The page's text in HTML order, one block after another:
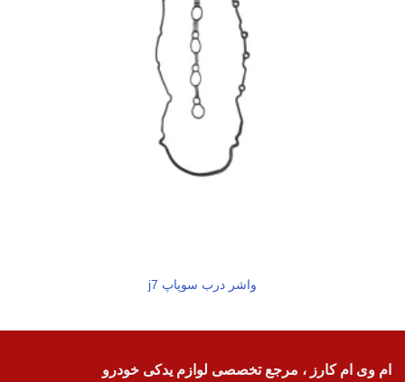
واشر درب سوپاپ j7
ام وی ام کارز ، مرجع تخصصی لوازم یدکی خودرو